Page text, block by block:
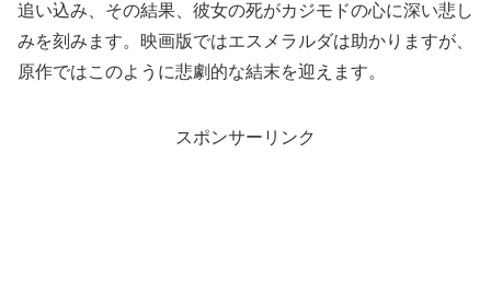
追い込み、その結果、彼女の死がカジモドの心に深い悲し
みを刻みます。映画版ではエスメラルダは助かりますが、
原作ではこのように悲劇的な結末を迎えます。
スポンサーリンク